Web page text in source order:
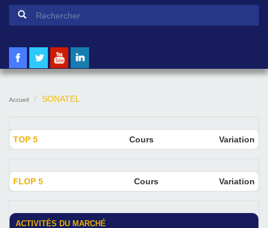
Formulaire de recherche
Accueil SONATEL
TOP 5 Cours Variation
FLOP 5 Cours Variation
ACTIVITÉS DU MARCHÉ